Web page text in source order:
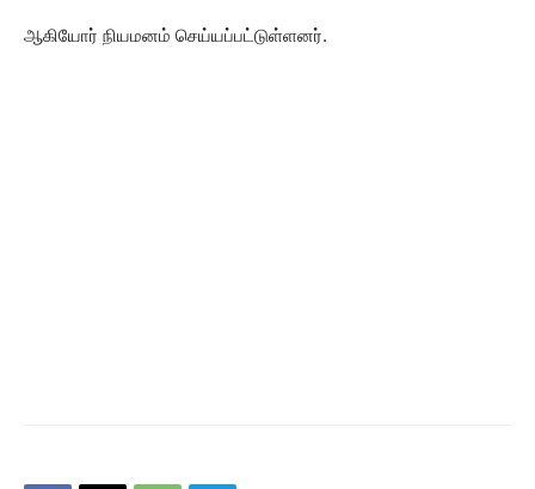
ஆகியோர் நியமனம் செய்யப்பட்டுள்ளனர்.